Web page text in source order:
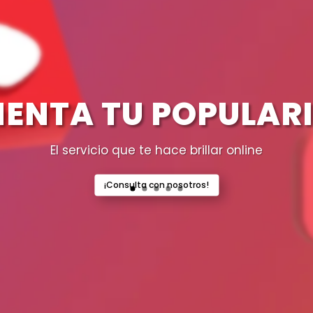
TU
El servicio que te hace brillar online
¡Consulta con nosotros!